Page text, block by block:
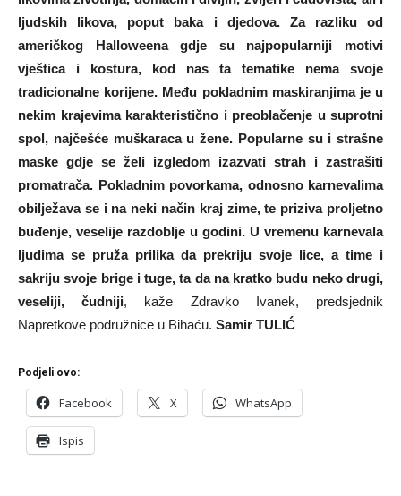
ljudskih likova, poput baka i djedova. Za razliku od
američkog Halloweena gdje su najpopularniji motivi
vještica i kostura, kod nas ta tematike nema svoje
tradicionalne korijene. Među pokladnim maskiranjima je u
nekim krajevima karakteristično i preoblačenje u suprotni
spol, najčešće muškaraca u žene. Popularne su i strašne
maske gdje se želi izgledom izazvati strah i zastrašiti
promatrača. Pokladnim povorkama, odnosno karnevalima
obilježava se i na neki način kraj zime, te priziva proljetno
buđenje, veselije razdoblje u godini. U vremenu karnevala
ljudima se pruža prilika da prekriju svoje lice, a time i
sakriju svoje brige i tuge, ta da na kratko budu neko drugi,
veseliji, čudniji, kaže Zdravko Ivanek, predsjednik
Napretkove podružnice u Bihaću. Samir TULIĆ
Podjeli ovo:
Facebook X WhatsApp
Ispis